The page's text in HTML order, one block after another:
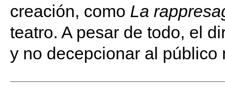
creación, como La
teatro. A pesar de todo, el
y no decepcionar al público